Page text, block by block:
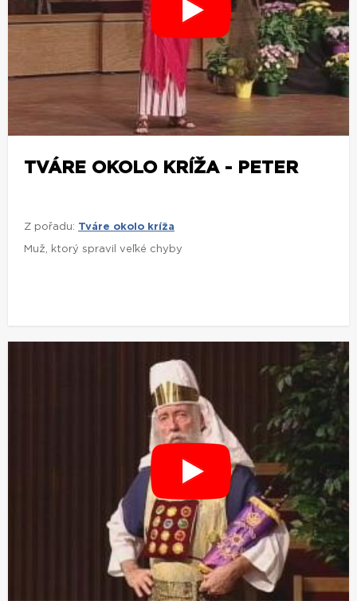
TVÁRE OKOLO KRÍŽA - PETER
Z pořadu: Tváre okolo kríža
Muž, ktorý spravil veľké chyby